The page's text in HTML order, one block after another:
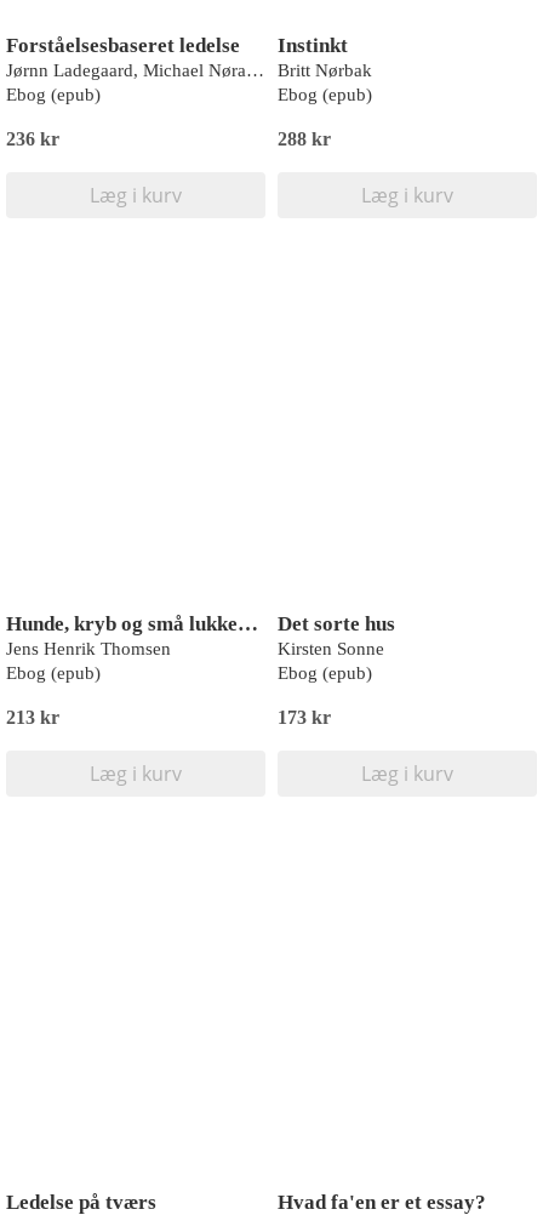
Forståelsesbaseret ledelse
Jørnn Ladegaard, Michael Nørager
Ebog (epub)
236 kr
Læg i kurv
Instinkt
Britt Nørbak
Ebog (epub)
288 kr
Læg i kurv
Hunde, kryb og små lukkede rum
Jens Henrik Thomsen
Ebog (epub)
213 kr
Læg i kurv
Det sorte hus
Kirsten Sonne
Ebog (epub)
173 kr
Læg i kurv
Ledelse på tværs Hvad fa'en er et essay?